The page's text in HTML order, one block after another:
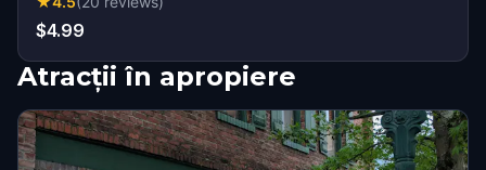
$4.99
Atracții în apropiere